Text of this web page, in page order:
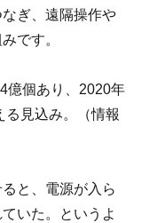
ぎ、遠隔操作や
です。
億個あり、2020年
る見込み。（情報
と、電源が入ら
いた。というよ